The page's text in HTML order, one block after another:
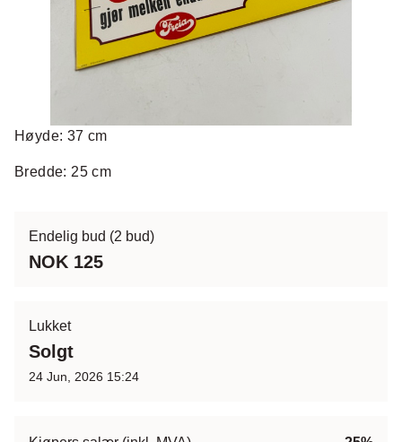
Høyde: 37 cm
Bredde: 25 cm
Endelig bud (2 bud)
NOK 125
Lukket
Solgt
24 Jun, 2026 15:24